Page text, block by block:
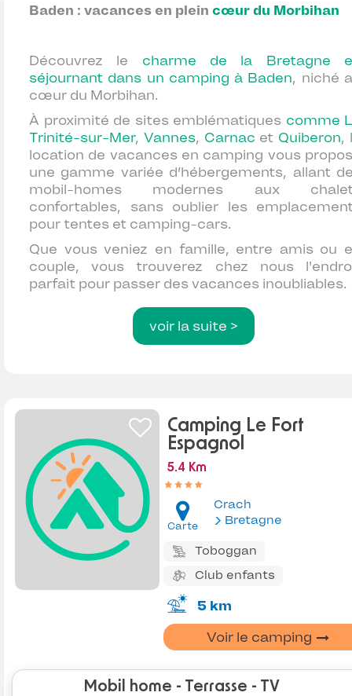
Baden : vacances en plein cœur du Morbihan
Découvrez le charme de la Bretagne
séjournant dans un camping à Baden, niché
cœur du Morbihan.
À proximité de sites emblématiques comme
Trinité-sur-Mer, Vannes, Carnac et Quiberon,
location de vacances en camping vous
une gamme variée d’hébergements, allant
mobil-homes modernes aux
confortables, sans oublier les
pour tentes et camping-cars.
Que vous veniez en famille, entre amis ou
couple, vous trouverez chez nous
parfait pour passer des vacances inoubliables.
voir la suite >
Camping Le Fort
Espagnol
5.4 Km
Carte
Crach
Bretagne
Toboggan
Club enfants
5 km
Voir le camping
Mobil home - Terrasse - TV